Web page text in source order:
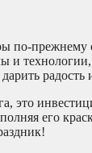
по-
и
радость
это
его